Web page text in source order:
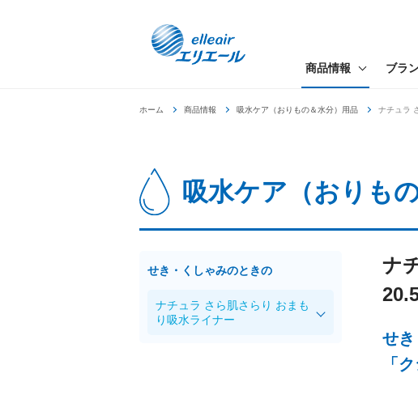
商品情報 ブラ
ホーム 商品情報 吸水ケア（おりもの＆水分）用品 ナチュラ
吸水ケア（おりも
ナ
せ
「
せき・くしゃみのときの
ナチュラ さら肌さらり おまも
り吸水ライナー